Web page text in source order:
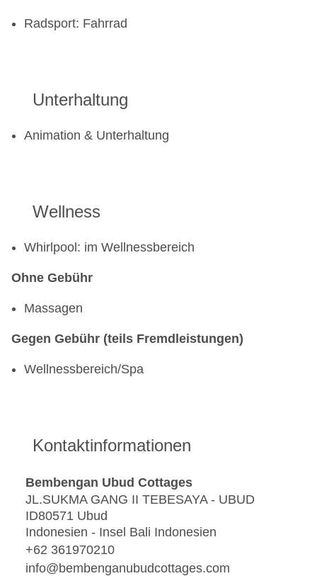
Radsport: Fahrrad
Unterhaltung
Animation & Unterhaltung
Wellness
Whirlpool: im Wellnessbereich
Ohne Gebühr
Massagen
Gegen Gebühr (teils Fremdleistungen)
Wellnessbereich/Spa
Kontaktinformationen
Bembengan Ubud Cottages
JL.SUKMA GANG II TEBESAYA - UBUD
ID80571 Ubud
Indonesien - Insel Bali Indonesien
+62 361970210
info@bembenganubudcottages.com